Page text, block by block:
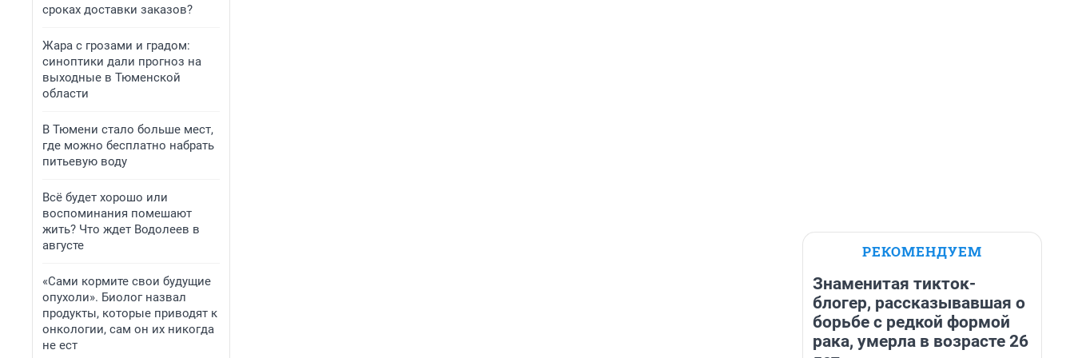
сроках доставки заказов?
Жара с грозами и градом:
синоптики дали прогноз на
выходные в Тюменской
области
В Тюмени стало больше мест,
где можно бесплатно набрать
питьевую воду
Всё будет хорошо или
воспоминания помешают
жить? Что ждет Водолеев в
августе
«Сами кормите свои будущие
опухоли». Биолог назвал
продукты, которые приводят к
онкологии, сам он их никогда
не ест
РЕКОМЕНДУЕМ
Знаменитая тикток-
блогер, рассказывавшая о
борьбе с редкой формой
рака, умерла в возрасте 26